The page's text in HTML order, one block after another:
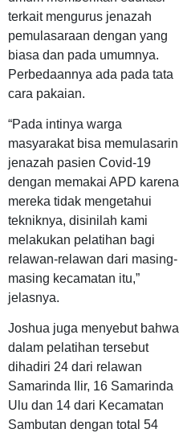
terkait mengurus jenazah
pemulasaraan dengan yang
biasa dan pada umumnya.
Perbedaannya ada pada tata
cara pakaian.
“Pada intinya warga
masyarakat bisa memulasarin
jenazah pasien Covid-19
dengan memakai APD karena
mereka tidak mengetahui
tekniknya, disinilah kami
melakukan pelatihan bagi
relawan-relawan dari masing-
masing kecamatan itu,”
jelasnya.
Joshua juga menyebut bahwa
dalam pelatihan tersebut
dihadiri 24 dari relawan
Samarinda Ilir, 16 Samarinda
Ulu dan 14 dari Kecamatan
Sambutan dengan total 54